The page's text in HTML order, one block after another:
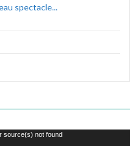
spectacle...
source(s) not found